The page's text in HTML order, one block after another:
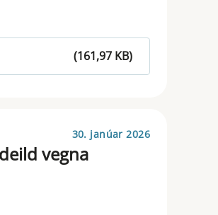
(161,97 KB)
30. janúar 2026
vegna